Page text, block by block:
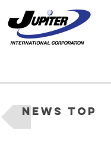
News Top